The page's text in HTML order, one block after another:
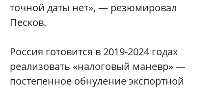
точной даты нет», — резюмировал
Песков.
Россия готовится в 2019-2024 годах
реализовать «налоговый маневр» —
постепенное обнуление экспортной